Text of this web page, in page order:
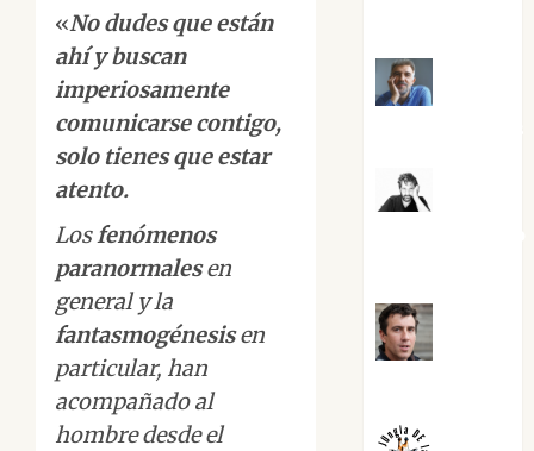
«No dudes que están
ahí y buscan
imperiosamente
comunicarse contigo,
solo tienes que estar
atento.
Losfenómenos
paranormalesen
general y la
fantasmogénesisen
particular, han
acompañado al
hombre desde el